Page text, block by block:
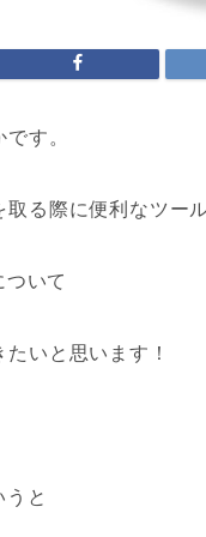
す。
取る際に便利なツー
いて
いと思います！
と